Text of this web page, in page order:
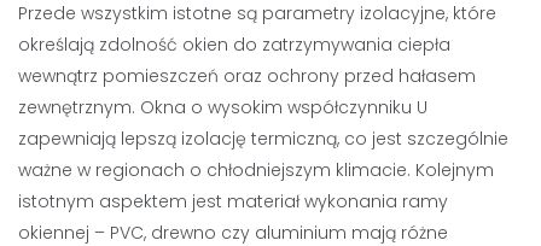
Przede wszystkim istotne są parametry izolacyjne, które
określają zdolność okien do zatrzymywania ciepła
wewnątrz pomieszczeń oraz ochrony przed hałasem
zewnętrznym. Okna o wysokim współczynniku U
zapewniają lepszą izolację termiczną, co jest szczególnie
ważne w regionach o chłodniejszym klimacie. Kolejnym
istotnym aspektem jest materiał wykonania ramy
okiennej – PVC, drewno czy aluminium mają różne